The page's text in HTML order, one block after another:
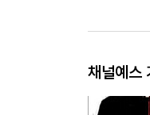
채널예스